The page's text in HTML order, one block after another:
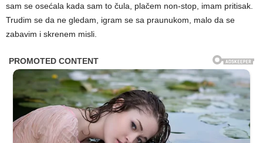
sam se osećala kada sam to čula, plačem non-stop, imam pritisak.
Trudim se da ne gledam, igram se sa praunukom, malo da se
zabavim i skrenem misli.